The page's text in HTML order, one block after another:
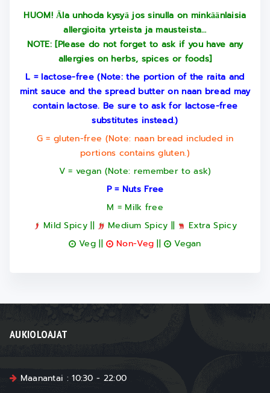
HUOM! Ӓla unhoda kysyӓ jos sinulla on minkӓӓnlaisia
allergioita yrteista ja mausteista…
NOTE: [Please do not forget to ask if you have any
allergies on herbs, spices or foods]
L = lactose-free (Note: the portion of the raita and
mint sauce and the spread butter on naan bread may
contain lactose. Be sure to ask for lactose-free
substitutes instead.)
G = gluten-free (Note: naan bread included in
portions contains gluten.)
V = vegan (Note: remember to ask)
P = Nuts Free
M = Milk free
Mild Spicy ||
Medium Spicy ||
Extra Spicy
Veg ||
Non-Veg|| Vegan
AUKIOLOAJAT
Maanantai : 10:30 - 22:00